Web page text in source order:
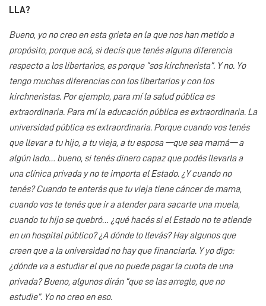
LLA?
Bueno, yo no creo en esta grieta en la que nos han metido a
propósito, porque acá, si decís que tenés alguna diferencia
respecto a los libertarios, es porque “sos kirchnerista”. Y no. Yo
tengo muchas diferencias con los libertarios y con los
kirchneristas. Por ejemplo, para mí la salud pública es
extraordinaria. Para mí la educación pública es extraordinaria. La
universidad pública es extraordinaria. Porque cuando vos tenés
que llevar a tu hijo, a tu vieja, a tu esposa —que sea mamá— a
algún lado… bueno, si tenés dinero capaz que podés llevarla a
una clínica privada y no te importa el Estado. ¿Y cuando no
tenés? Cuando te enterás que tu vieja tiene cáncer de mama,
cuando vos te tenés que ir a atender para sacarte una muela,
cuando tu hijo se quebró… ¿qué hacés si el Estado no te atiende
en un hospital público? ¿A dónde lo llevás? Hay algunos que
creen que a la universidad no hay que financiarla. Y yo digo:
¿dónde va a estudiar el que no puede pagar la cuota de una
privada? Bueno, algunos dirán “que se las arregle, que no
estudie”. Yo no creo en eso.